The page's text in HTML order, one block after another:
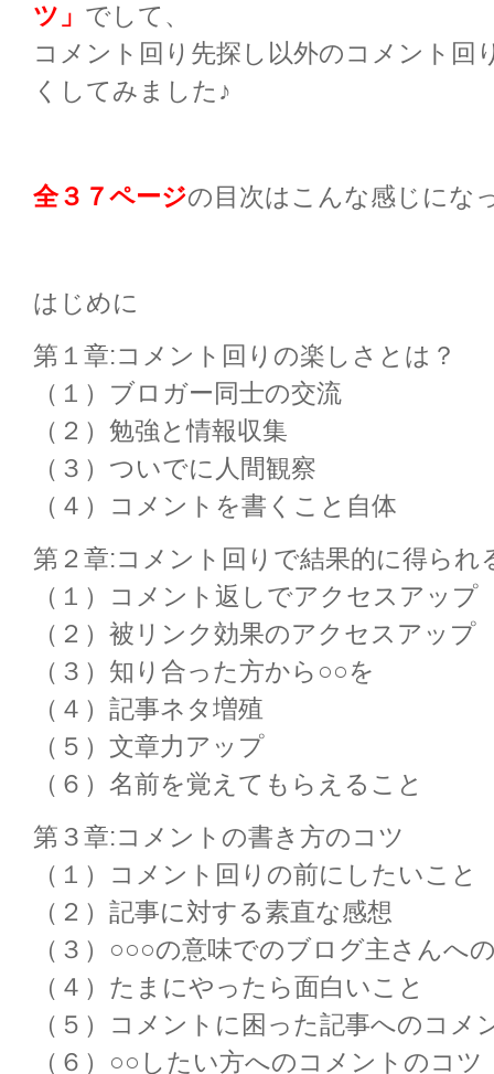
ツ」 でして、
コメント回り先探し以外のコメント回
くしてみました♪
全３７ページの目次はこんな感じにな
はじめに
第１章:コメント回りの楽しさとは？
（１）ブロガー同士の交流
（２）勉強と情報収集
（３）ついでに人間観察
（４）コメントを書くこと自体
第２章:コメント回りで結果的に得られ
（１）コメント返しでアクセスアップ
（２）被リンク効果のアクセスアップ
（３）知り合った方から○○を
（４）記事ネタ増殖
（５）文章力アップ
（６）名前を覚えてもらえること
第３章:コメントの書き方のコツ
（１）コメント回りの前にしたいこと
（２）記事に対する素直な感想
（３）○○○の意味でのブログ主さんへ
（４）たまにやったら面白いこと
（５）コメントに困った記事へのコメ
（６）○○したい方へのコメントのコツ